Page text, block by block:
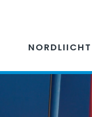
NORDLIICHT